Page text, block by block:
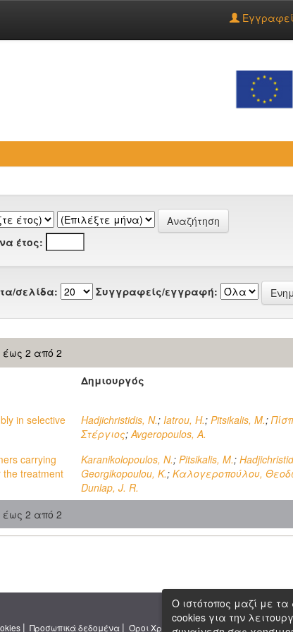
έτος:
σελίδα: Συγγραφείς/εγγραφή:
2 από 2
Δημιουργός
in selective
Hadjichristidis, N.; Iatrou, H.; Pitsikalis, M.;
Στέργιος;Avgeropoulos, A.
carrying
the treatment
Karanikolopoulos, N.; Pitsikalis, M.;
Georgikopoulou, K.; Καλογεροπούλου,
Dunlap, J. R.
2 από 2
| Προσωπικά δεδομένα | Όροι Χρήσης| Πνευματική Ιδιοκτησία |
Ο ιστότοπος μαζί με
cookies για την